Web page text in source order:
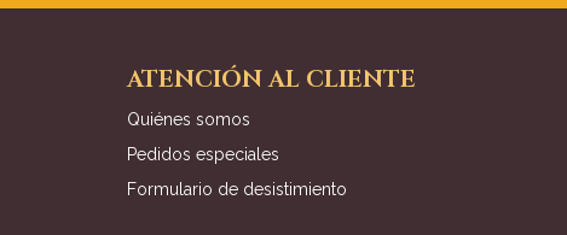
ATENCIÓN AL CLIENTE
Quiénes somos
Pedidos especiales
Formulario de desistimiento